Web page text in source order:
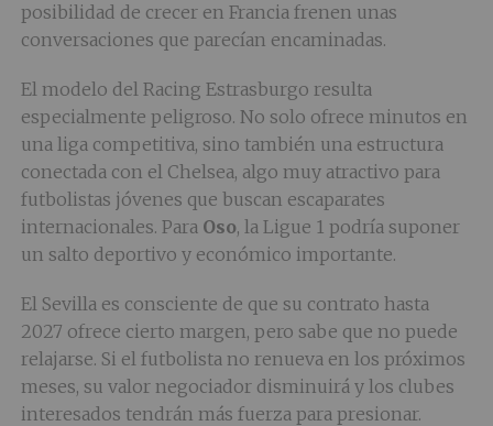
posibilidad de crecer en Francia frenen unas
conversaciones que parecían encaminadas.
El modelo del Racing Estrasburgo resulta
especialmente peligroso. No solo ofrece minutos en
una liga competitiva, sino también una estructura
conectada con el Chelsea, algo muy atractivo para
futbolistas jóvenes que buscan escaparates
internacionales. Para Oso, la Ligue 1 podría suponer
un salto deportivo y económico importante.
El Sevilla es consciente de que su contrato hasta
2027 ofrece cierto margen, pero sabe que no puede
relajarse. Si el futbolista no renueva en los próximos
meses, su valor negociador disminuirá y los clubes
interesados tendrán más fuerza para presionar.